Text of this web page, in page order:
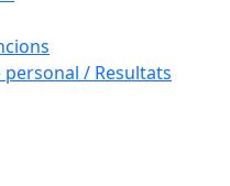
/ Resultats